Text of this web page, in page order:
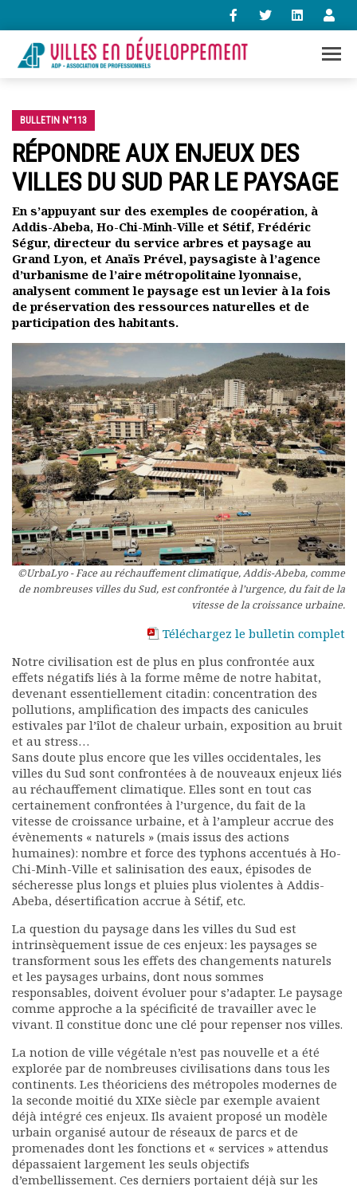
contact@villes-developpement.org
Accueil
Qui sommes-nous ?
Présentation vidéo
Le bureau
Statuts de l’association
Vie de l’association
Calendrier des activités
Assemblées générales
Comptes rendus mensuels
Rapports moraux
Rapports financiers
Nous rejoindre
Le bulletin
Présentation du bulletin
Comité de rédaction
Bulletins Villes en
développement
Kiosk
Ressources
Nos actions
Podcast-AdP
Matinales
Nos partenaires
Evénements
Publications et rapports
Documents
Les adhérents
Annuaire
Offres d’emploi
Forum
Actualités
Nous contacter
BULLETIN N°113
RÉPONDRE AUX ENJEUX DES
VILLES DU SUD PAR LE PAYSAGE
En s’appuyant sur des exemples de coopération, à
Addis-Abeba, Ho-Chi-Minh-Ville et Sétif, Frédéric
Ségur, directeur du service arbres et paysage au
Grand Lyon, et Anaïs Prével, paysagiste à l’agence
d’urbanisme de l’aire métropolitaine lyonnaise,
analysent comment le paysage est un levier à la fois
de préservation des ressources naturelles et de
participation des habitants.
©UrbaLyo - Face au réchauffement climatique, Addis-Abeba, comme
de nombreuses villes du Sud, est confrontée à l’urgence, du fait de la
vitesse de la croissance urbaine.
Téléchargez le bulletin complet
Notre civilisation est de plus en plus confrontée aux
effets négatifs liés à la forme même de notre habitat,
devenant essentiellement citadin: concentration des
pollutions, amplification des impacts des canicules
estivales par l’îlot de chaleur urbain, exposition au bruit
et au stress…
Sans doute plus encore que les villes occidentales, les
villes du Sud sont confrontées à de nouveaux enjeux liés
au réchauffement climatique. Elles sont en tout cas
certainement confrontées à l’urgence, du fait de la
vitesse de croissance urbaine, et à l’ampleur accrue des
évènements « naturels » (mais issus des actions
humaines): nombre et force des typhons accentués à Ho-
Chi-Minh-Ville et salinisation des eaux, épisodes de
sécheresse plus longs et pluies plus violentes à Addis-
Abeba, désertification accrue à Sétif, etc.
La question du paysage dans les villes du Sud est
intrinsèquement issue de ces enjeux: les paysages se
transforment sous les effets des changements naturels
et les paysages urbains, dont nous sommes
responsables, doivent évoluer pour s’adapter. Le paysage
comme approche a la spécificité de travailler avec le
vivant. Il constitue donc une clé pour repenser nos villes.
La notion de ville végétale n’est pas nouvelle et a été
explorée par de nombreuses civilisations dans tous les
continents. Les théoriciens des métropoles modernes de
la seconde moitié du XIXe siècle par exemple avaient
déjà intégré ces enjeux. Ils avaient proposé un modèle
urbain organisé autour de réseaux de parcs et de
promenades dont les fonctions et « services » attendus
dépassaient largement les seuls objectifs
d’embellissement. Ces derniers portaient déjà sur les